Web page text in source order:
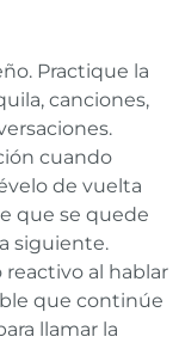
Practique la
canciones,
cuando
de vuelta
que se quede
siguiente.
reactivo al hablar
que continúe
llamar la